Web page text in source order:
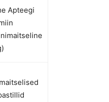
Apteegi